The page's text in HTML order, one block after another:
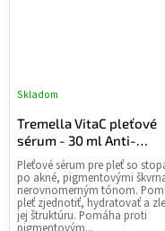
Tremella VitaC pleťové
sérum - 30 ml Anti-
Age/Hydratácia
Skladom
Pleťové sérum pre pleť so
po akné, pigmentovými
nerovnomerným tónom.
pleť zjednotiť, hydratovať a
jej štruktúru. Pomáha proti